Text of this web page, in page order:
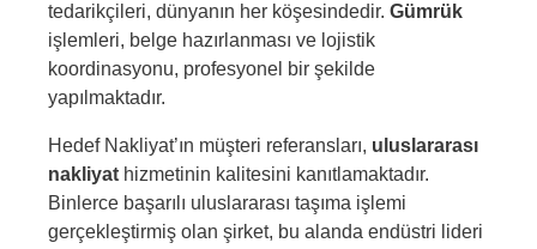
tedarikçileri, dünyanın her köşesindedir. Gümrük
işlemleri, belge hazırlanması ve lojistik
koordinasyonu, profesyonel bir şekilde
yapılmaktadır.
Hedef Nakliyat’ın müşteri referansları, uluslararası
nakliyat hizmetinin kalitesini kanıtlamaktadır.
Binlerce başarılı uluslararası taşıma işlemi
gerçekleştirmiş olan şirket, bu alanda endüstri lideri